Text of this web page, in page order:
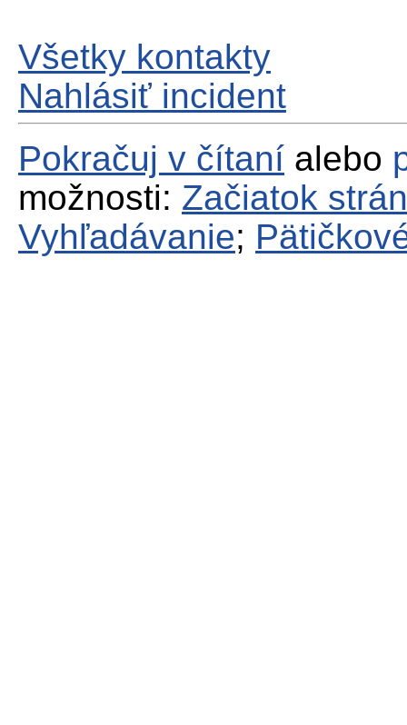
Všetky kontakty
Nahlásiť incident
Pokračuj v čítaní alebo
možnosti: Začiatok
Vyhľadávanie;